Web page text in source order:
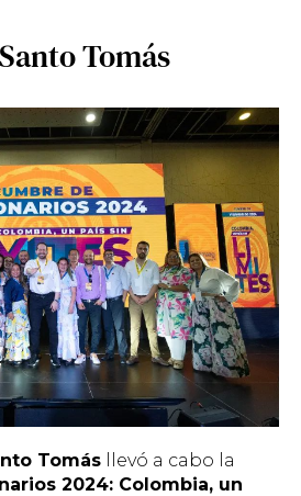
Tomás
Tomás llevó a cabo la
2024: Colombia, un